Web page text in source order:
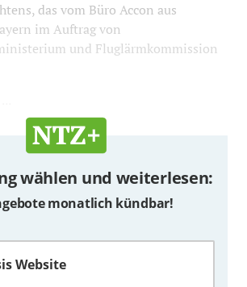
das vom Büro Accon aus
im Auftrag von
und Fluglärmkommission
wählen und weiterlesen:
monatlich kündbar!
Website